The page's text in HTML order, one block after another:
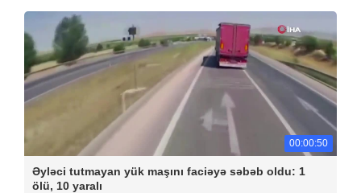
00:00:50
Əyləci tutmayan yük maşını faciəyə səbəb oldu: 1
ölü, 10 yaralı